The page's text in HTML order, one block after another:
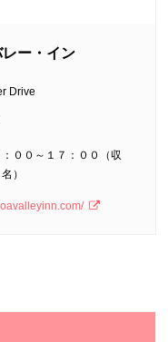
ー・イン
Drive
００～１７：００（収
）